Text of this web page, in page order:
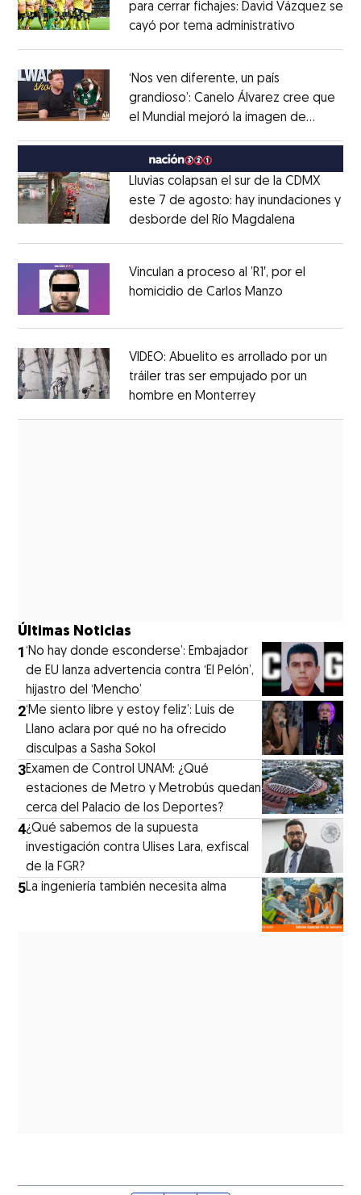
para cerrar fichajes: David Vázquez se
cayó por tema administrativo
‘Nos ven diferente, un país
grandioso’: Canelo Álvarez cree que
el Mundial mejoró la imagen de
MéxicoOpens in new window
Lluvias colapsan el sur de la CDMX
este 7 de agosto: hay inundaciones y
desborde del Río Magdalena
Vinculan a proceso al ’R1′, por el
homicidio de Carlos Manzo
VIDEO: Abuelito es arrollado por un
tráiler tras ser empujado por un
hombre en MonterreyOpens in new
Últimas Noticias
1‘No hay donde esconderse’: Embajador
de EU lanza advertencia contra ‘El Pelón’,
hijastro del ‘Mencho’
2‘Me siento libre y estoy feliz’: Luis de
Llano aclara por qué no ha ofrecido
disculpas a Sasha Sokol
3Examen de Control UNAM: ¿Qué
estaciones de Metro y Metrobús quedan
cerca del Palacio de los Deportes?
4¿Qué sabemos de la supuesta
investigación contra Ulises Lara, exfiscal
de la FGR?
5La ingeniería también necesita alma